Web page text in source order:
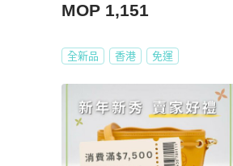
MOP 1,151
全新品 香港 免運